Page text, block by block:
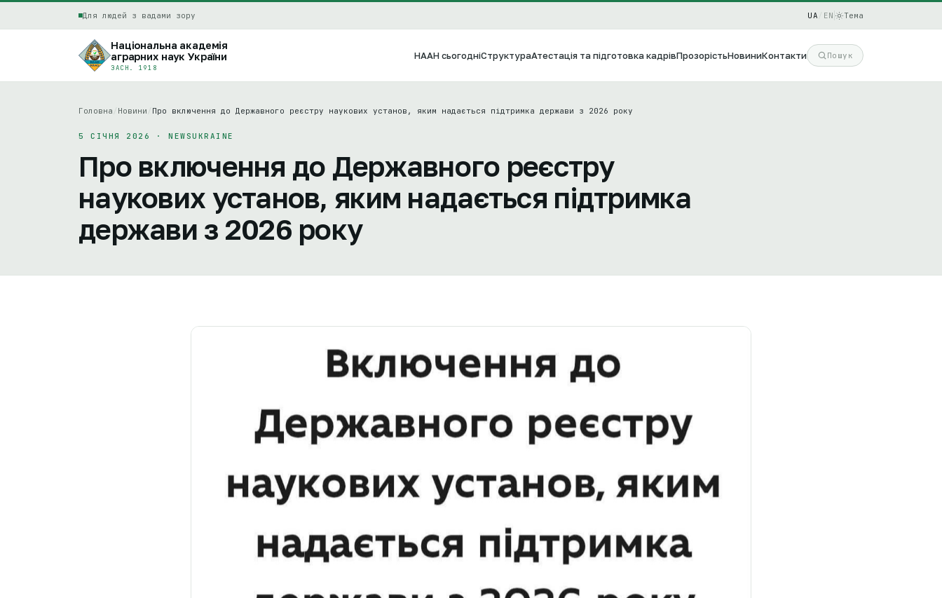
Для людей з вадами зору UA EN Тема
Національна академія
аграрних наук України
ЗАСН. 1918
НААН сьогодніСтруктураАтестація та підготовка кадрівПрозорістьНовиниКонтакти Пошук
Головна Новини Про включення до Державного реєстру наукових установ, яким надається підтримка держави з 2026 року
5 СІЧНЯ 2026 · NEWSUKRAINE
Про включення до Державного реєстру
наукових установ, яким надається підтримка
держави з 2026 року